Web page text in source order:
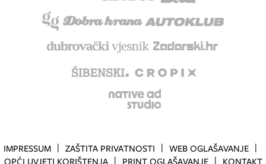
IMPRESSUM ZAŠTITA PRIVATNOSTI
WEB OGLAŠAVANJE